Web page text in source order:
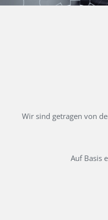
Wir sind getragen von
Auf Basis